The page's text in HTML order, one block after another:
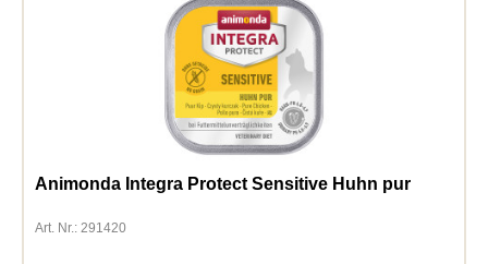
Animonda Integra Protect Sensitive Huhn pur
Art. Nr.: 291420